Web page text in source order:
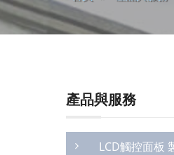
產品與服務
LCD觸控面板